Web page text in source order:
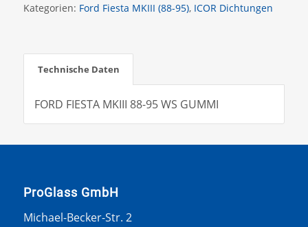
Kategorien: Ford Fiesta MKIII (88-95), ICOR Dichtungen
Technische Daten
FORD FIESTA MKIII 88-95 WS GUMMI
ProGlass GmbH
Michael-Becker-Str. 2